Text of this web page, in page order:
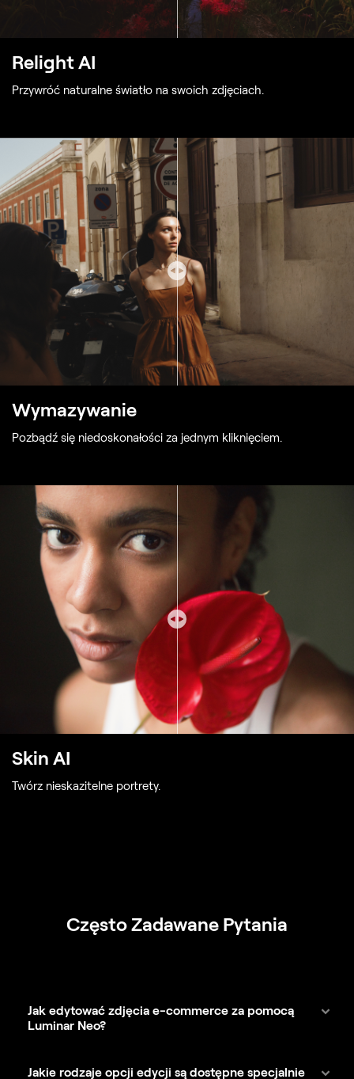
Relight AI
Przywróć naturalne światło na swoich zdjęciach.
Wymazywanie
Pozbądź się niedoskonałości za jednym kliknięciem.
Skin AI
Twórz nieskazitelne portrety.
Często Zadawane Pytania
Jak edytować zdjęcia e-commerce za pomocą
Luminar Neo?
Jakie rodzaje opcji edycji są dostępne specjalnie